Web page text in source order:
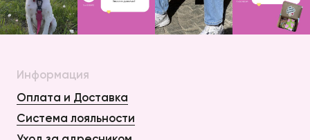
Информация
Оплата и Доставка
Система лояльности